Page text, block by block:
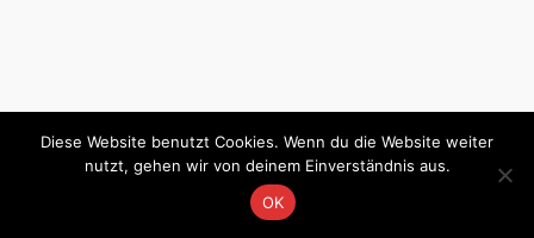
Diese Website benutzt Cookies. Wenn du die Website weiter
nutzt, gehen wir von deinem Einverständnis aus.
OK